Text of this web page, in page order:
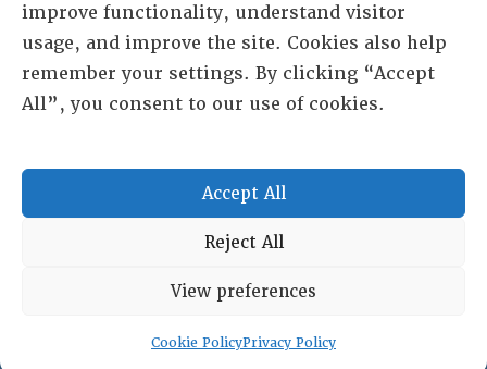
improve functionality, understand visitor
usage, and improve the site. Cookies also help
remember your settings. By clicking “Accept
All”, you consent to our use of cookies.
Accept All
Reject All
View preferences
Cookie PolicyPrivacy Policy
lai@lai.org
480-719-7404
Copyright © 2025 Lambda Alpha International. All Rights
Terms and Conditions Privacy policy